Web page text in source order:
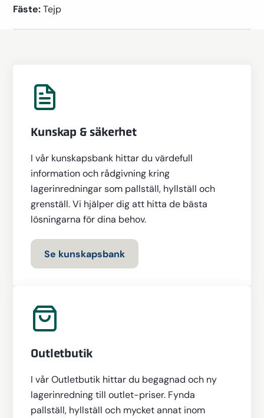
Fäste: Tejp
Kunskap & säkerhet
I vår kunskapsbank hittar du värdefull
information och rådgivning kring
lagerinredningar som pallställ, hyllställ och
grenställ. Vi hjälper dig att hitta de bästa
lösningarna för dina behov.
Se kunskapsbank
Outletbutik
I vår Outletbutik hittar du begagnad och ny
lagerinredning till outlet-priser. Fynda
pallställ, hyllställ och mycket annat inom